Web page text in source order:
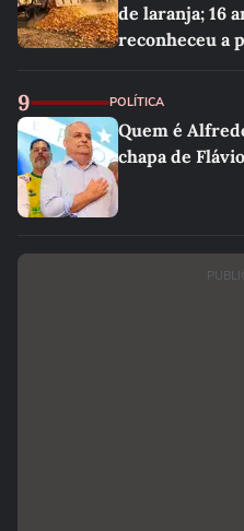
de laranja; 16
reconheceu a
9 POLÍTICA
Quem é
chapa de